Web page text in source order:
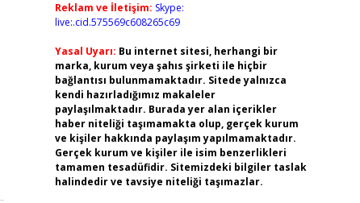
Reklam ve İletişim: Skype:
live:.cid.575569c608265c69
Yasal Uyarı: Bu internet sitesi, herhangi bir
marka, kurum veya şahıs şirketi ile hiçbir
bağlantısı bulunmamaktadır. Sitede yalnızca
kendi hazırladığımız makaleler
paylaşılmaktadır. Burada yer alan içerikler
haber niteliği taşımamakta olup, gerçek kurum
ve kişiler hakkında paylaşım yapılmamaktadır.
Gerçek kurum ve kişiler ile isim benzerlikleri
tamamen tesadüfidir. Sitemizdeki bilgiler taslak
halindedir ve tavsiye niteliği taşımazlar.